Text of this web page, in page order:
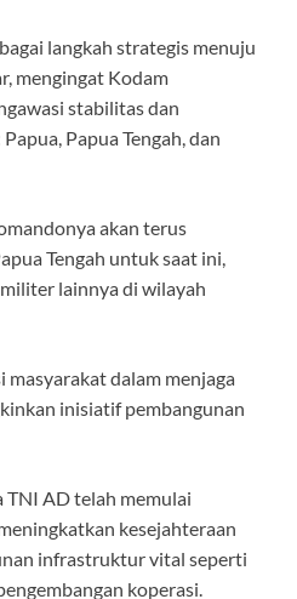
langkah strategis menuju
mengingat Kodam
stabilitas dan
Papua Tengah, dan
akan terus
Tengah untuk saat ini,
lainnya di wilayah
dalam menjaga
inisiatif pembangunan
TNI AD telah memulai
kesejahteraan
infrastruktur vital seperti
koperasi.